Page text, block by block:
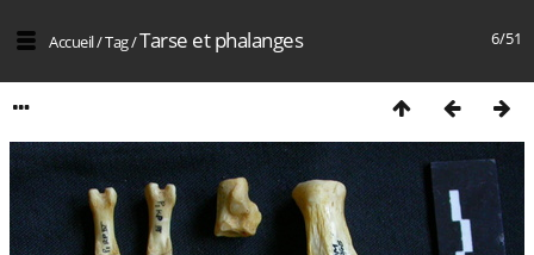
6/51
Accueil/Tag/Tarse et phalanges